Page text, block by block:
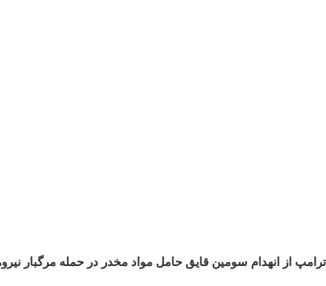
ترامپ از انهدام سومین قایق حامل مواد مخدر در حمله مرگبار